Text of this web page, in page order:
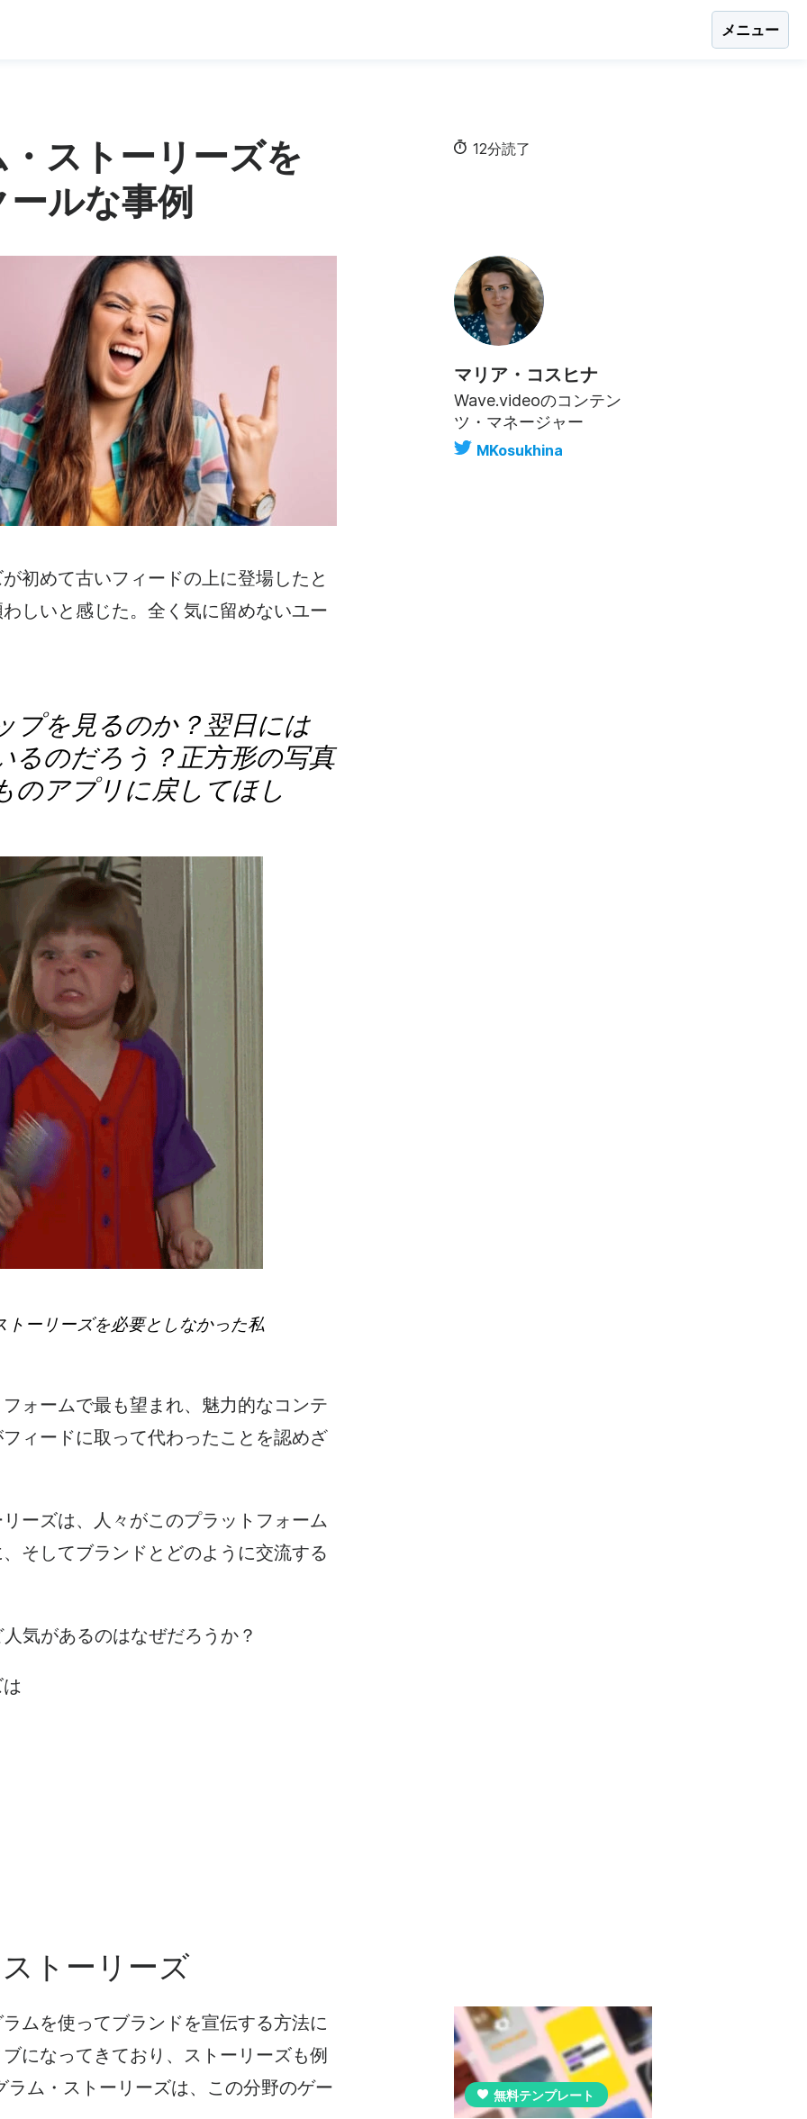
メニュー
ストーリーズを
ルな事例
12分読了
マリア・コスヒナ
Wave.videoのコンテン
ツ・マネージャー
MKosukhina
初めて古いフィードの上に登場したと
しいと感じた。全く気に留めないユー
プを見るのか？翌日には
るのだろう？正方形の写真
のアプリに戻してほし
トーリーズを必要としなかった私
ォームで最も望まれ、魅力的なコンテ
ィードに取って代わったことを認めざ
ーズは、人々がこのプラットフォーム
そしてブランドとどのように交流する
気があるのはなぜだろうか？
トーリーズ
無料テンプレート
ムを使ってブランドを宣伝する方法に
になってきており、 ストーリーズも例
ラム・ストーリーズは、この分野のゲー